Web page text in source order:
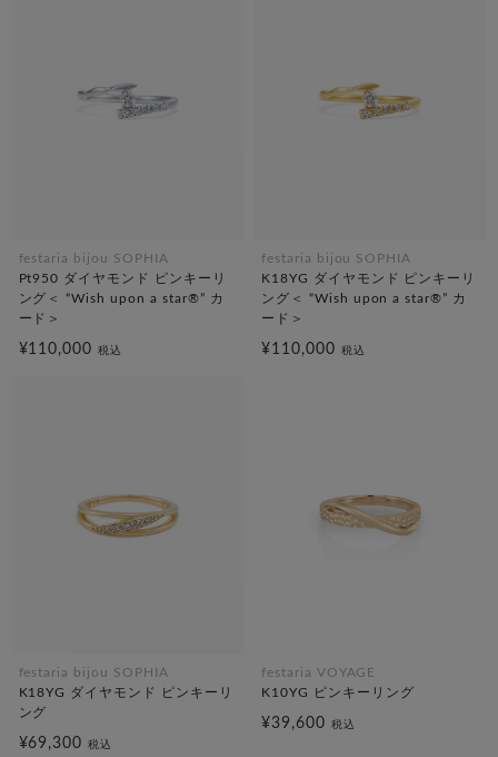
festaria bijou SOPHIA
Pt950 ダイヤモンド ピンキーリ
ング＜ “Wish upon a star®” カ
ード＞
¥110,000税込
festaria bijou SOPHIA
K18YG ダイヤモンド ピンキーリ
ング＜ “Wish upon a star®” カ
ード＞
¥110,000 税込
festaria bijou SOPHIA
K18YG ダイヤモンド ピンキーリ
ング
¥69,300税込
festaria VOYAGE
K10YG ピンキーリング
¥39,600 税込